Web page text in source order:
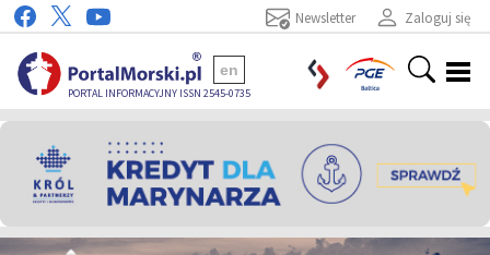
Zaloguj się
Newsletter
PORTAL INFORMACYJNY ISSN 2545-0735
en